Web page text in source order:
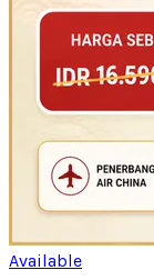
Available